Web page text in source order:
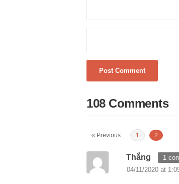
108 Comments
« Previous 1 2
Thắng
1
04/11/2020 at